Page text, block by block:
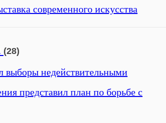
современного искусства
(28)
выборы недействительными
представил план по борьбе с